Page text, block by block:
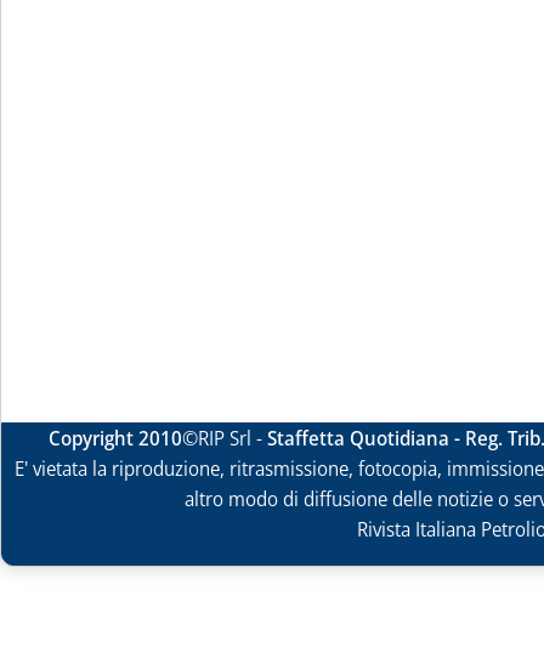
Copyright 2010©RIP Srl -Staffetta Quotidiana - Reg.
E' vietata la riproduzione, ritrasmissione, fotocopia,
altro modo di diffusione delle notizie o
Rivista Italiana